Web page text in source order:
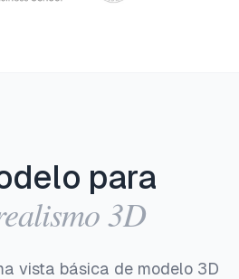
para
3D
vista básica de modelo 3D